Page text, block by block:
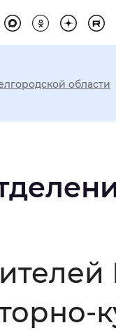
Нормальный
области